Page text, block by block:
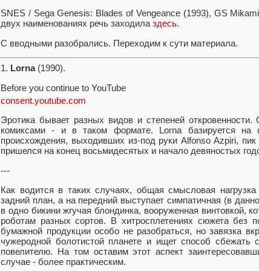
SNES / Sega Genesis: Blades of Vengeance (1993), GS
двух наименованиях речь заходила здесь.
С вводными разобрались. Переходим к сути материала.
1. Lorna(1990).
Before you continue to YouTube
consent.youtube.com
Эротика бывает разных видов и степеней
комиксами - и в таком формате. Lorna базируется на
происхождения, выходивших из-под руки Alfonso Azpiri,
пришелся на конец восьмидесятых и начало девяностых
---
Как водится в таких случаях, общая смысловая
задний план, а на передний выступает симпатичная (в
в одно бикини жгучая блондинка, вооруженная винтовкой,
роботам разных сортов. В хитросплетениях сюжета без
бумажной продукции особо не разобраться, но завязка
чужеродной болотистой планете и ищет способ сбежать
повелителю. На том оставим этот аспект
случае - более практическим.